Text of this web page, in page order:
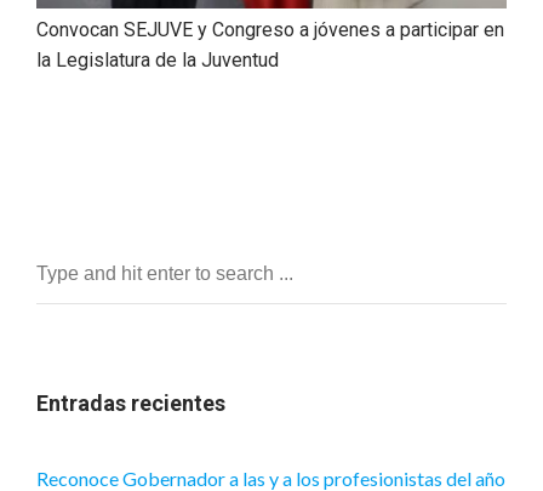
Convocan SEJUVE y Congreso a jóvenes a participar en
la Legislatura de la Juventud
Entradas recientes
Reconoce Gobernador a las y a los profesionistas del año